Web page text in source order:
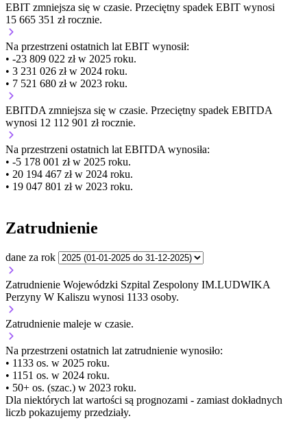
EBIT zmniejsza się w czasie. Przeciętny spadek EBIT wynosi
15 665 351 zł rocznie.
Na przestrzeni ostatnich lat EBIT wynosił:
• -23 809 022 zł w 2025 roku.
• 3 231 026 zł w 2024 roku.
• 7 521 680 zł w 2023 roku.
EBITDA zmniejsza się w czasie. Przeciętny spadek EBITDA
wynosi 12 112 901 zł rocznie.
Na przestrzeni ostatnich lat EBITDA wynosiła:
• -5 178 001 zł w 2025 roku.
• 20 194 467 zł w 2024 roku.
• 19 047 801 zł w 2023 roku.
Zatrudnienie
dane za rok
Zatrudnienie Wojewódzki Szpital Zespolony IM.LUDWIKA
Perzyny W Kaliszu wynosi 1133 osoby.
Zatrudnienie maleje w czasie.
Na przestrzeni ostatnich lat zatrudnienie wynosiło:
• 1133 os. w 2025 roku.
• 1151 os. w 2024 roku.
• 50+ os. (szac.) w 2023 roku.
Dla niektórych lat wartości są prognozami - zamiast dokładnych
liczb pokazujemy przedziały.